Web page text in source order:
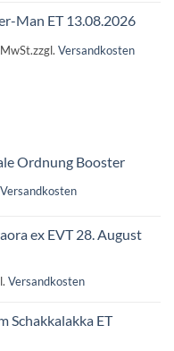
Man ET 13.08.2026
zzgl. Versandkosten
Ordnung Booster
Versandkosten
ex EVT 28. August
Versandkosten
Schakkalakka ET